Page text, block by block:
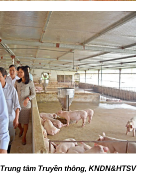
Trung tâm Truyền thông, KNDN&HTSV